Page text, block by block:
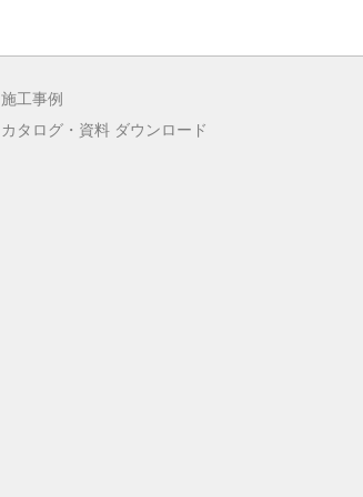
施工事例
カタログ・資料 ダウンロード